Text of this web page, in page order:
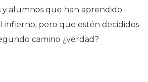
y alumnos que han aprendido
infierno, pero que estén decididos
camino ¿verdad?